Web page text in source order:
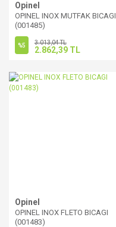
Opinel
OPINEL INOX MUTFAK BICAGI
(001485)
%5 3.013,04 TL
2.862,39 TL
Opinel
OPINEL INOX FLETO BICAGI
(001483)